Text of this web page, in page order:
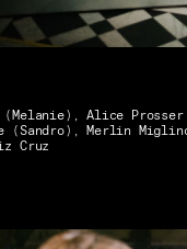
Alice Prosser
(Sandro), Merlin
Cruz